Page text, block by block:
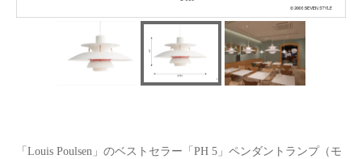
「Louis Poulsen」のベストセラー「PH 5」ペンダントランプ（モ